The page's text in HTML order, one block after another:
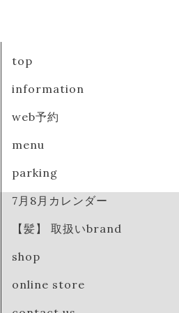
top
information
web予約
menu
parking
7月8月カレンダー
【髪】 取扱いbrand
shop
online store